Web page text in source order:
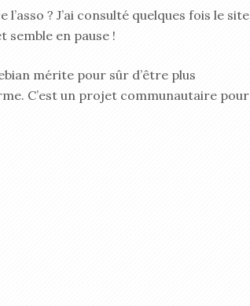
l’asso ? J’ai consulté quelques fois le site
semble en pause !
mérite pour sûr d’être plus
C’est un projet communautaire pour